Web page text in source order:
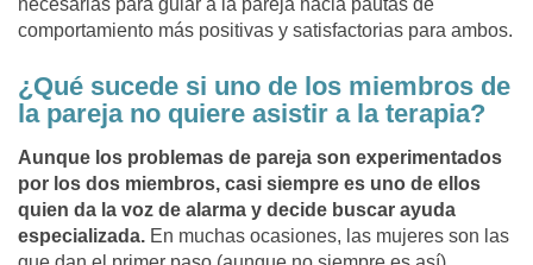
comportamiento más positivas y satisfactorias para ambos.
¿Qué sucede si uno de los miembros de
la pareja no quiere asistir a la terapia?
Aunque los problemas de pareja son experimentados
por los dos miembros, casi siempre es uno de ellos
quien da la voz de alarma y decide buscar ayuda
especializada. En muchas ocasiones, las mujeres son las